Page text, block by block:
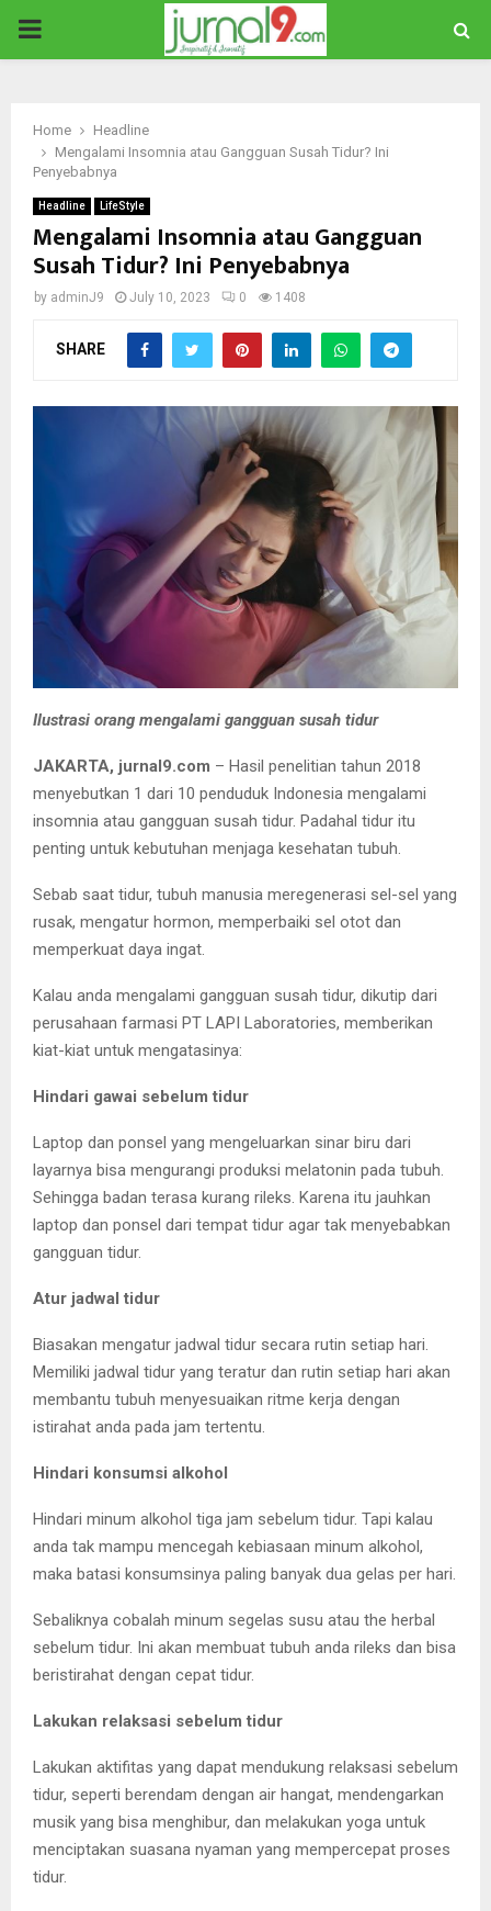
PRIMARY
Home
Headline
Mengalami Insomnia atau Gangguan Susah Tidur? Ini
Penyebabnya
Headline LifeStyle
Mengalami Insomnia atau Gangguan
Susah Tidur? Ini Penyebabnya
by adminJ9 July 10, 2023 0 1408
SHARE
Ilustrasi orang mengalami gangguan susah tidur
JAKARTA, jurnal9.com – Hasil penelitian tahun 2018
menyebutkan 1 dari 10 penduduk Indonesia mengalami
insomnia atau gangguan susah tidur. Padahal tidur itu
penting untuk kebutuhan menjaga kesehatan tubuh.
Sebab saat tidur, tubuh manusia meregenerasi sel-sel yang
rusak, mengatur hormon, memperbaiki sel otot dan
memperkuat daya ingat.
Kalau anda mengalami gangguan susah tidur, dikutip dari
perusahaan farmasi PT LAPI Laboratories, memberikan
kiat-kiat untuk mengatasinya:
Hindari gawai sebelum tidur
Laptop dan ponsel yang mengeluarkan sinar biru dari
layarnya bisa mengurangi produksi melatonin pada tubuh.
Sehingga badan terasa kurang rileks. Karena itu jauhkan
laptop dan ponsel dari tempat tidur agar tak menyebabkan
gangguan tidur.
Atur jadwal tidur
Biasakan mengatur jadwal tidur secara rutin setiap hari.
Memiliki jadwal tidur yang teratur dan rutin setiap hari akan
membantu tubuh menyesuaikan ritme kerja dengan
istirahat anda pada jam tertentu.
Hindari konsumsi alkohol
Hindari minum alkohol tiga jam sebelum tidur. Tapi kalau
anda tak mampu mencegah kebiasaan minum alkohol,
maka batasi konsumsinya paling banyak dua gelas per hari.
Sebaliknya cobalah minum segelas susu atau the herbal
sebelum tidur. Ini akan membuat tubuh anda rileks dan bisa
beristirahat dengan cepat tidur.
Lakukan relaksasi sebelum tidur
Lakukan aktifitas yang dapat mendukung relaksasi sebelum
tidur, seperti berendam dengan air hangat, mendengarkan
musik yang bisa menghibur, dan melakukan yoga untuk
menciptakan suasana nyaman yang mempercepat proses
tidur.